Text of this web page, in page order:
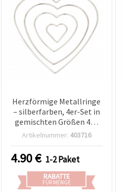
Herzförmige Metallringe
– silberfarben, 4er-Set in
gemischten Größen 45–
195 mm für Basteln &
Artikelnummer: 403716
4.90€ 1-2 Paket
RABATTE
FÜR MENGE